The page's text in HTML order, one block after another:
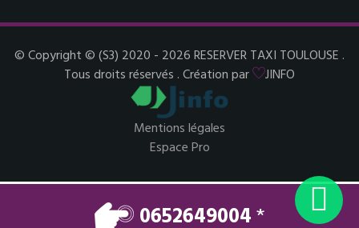
© Copyright © (S3) 2020 - 2026 RESERVER TAXI TOULOUSE .
Tous droits réservés . Création par
JINFO
Mentions légales
Espace Pro
0652649004*